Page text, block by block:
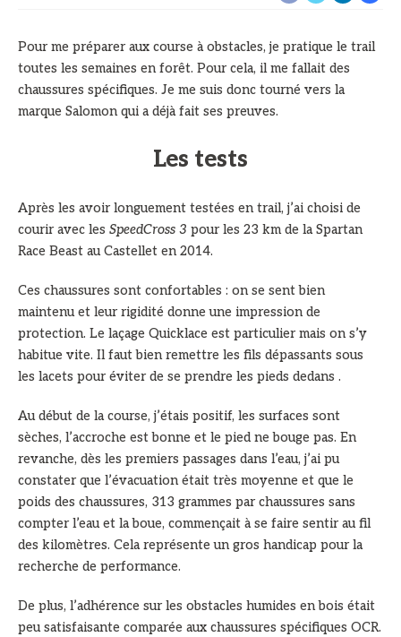
Pour me préparer aux course à obstacles, je pratique le trail
toutes les semaines en forêt. Pour cela, il me fallait des
chaussures spécifiques. Je me suis donc tourné vers la
marque Salomon qui a déjà fait ses preuves.
Les tests
Après les avoir longuement testées en trail, j’ai choisi de
courir avec les SpeedCross 3 pour les 23 km de la Spartan
Race Beast au Castellet en 2014.
Ces chaussures sont confortables : on se sent bien
maintenu et leur rigidité donne une impression de
protection. Le laçage Quicklace est particulier mais on s’y
habitue vite. Il faut bien remettre les fils dépassants sous
les lacets pour éviter de se prendre les pieds dedans .
Au début de la course, j’étais positif, les surfaces sont
sèches, l’accroche est bonne et le pied ne bouge pas. En
revanche, dès les premiers passages dans l’eau, j’ai pu
constater que l’évacuation était très moyenne et que le
poids des chaussures, 313 grammes par chaussures sans
compter l’eau et la boue, commençait à se faire sentir au fil
des kilomètres. Cela représente un gros handicap pour la
recherche de performance.
De plus, l’adhérence sur les obstacles humides en bois était
peu satisfaisante comparée aux chaussures spécifiques OCR.